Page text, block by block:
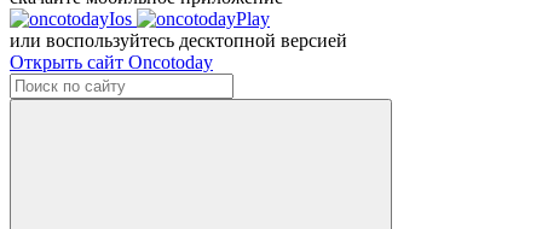
или воспользуйтесь десктопной версией
Открыть сайт Oncotoday